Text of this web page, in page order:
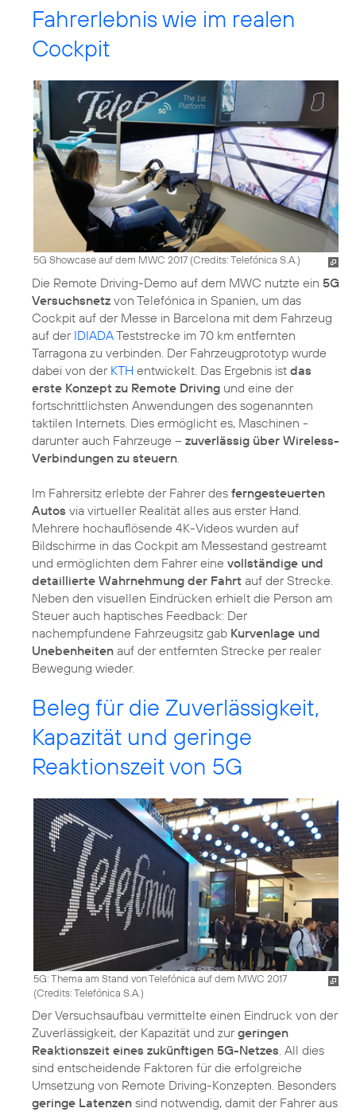
Fahrerlebnis wie im realen
Cockpit
5G Showcase auf dem MWC 2017 (Credits: Telefónica S.A.)
Die Remote Driving-Demo auf dem MWC nutzte ein 5G
Versuchsnetz von Telefónica in Spanien, um das
Cockpit auf der Messe in Barcelona mit dem Fahrzeug
auf der IDIADATeststrecke im 70 km entfernten
Tarragona zu verbinden. Der Fahrzeugprototyp wurde
dabei von der KTH entwickelt. Das Ergebnis ist das
erste Konzept zu Remote Driving und eine der
fortschrittlichsten Anwendungen des sogenannten
taktilen Internets. Dies ermöglicht es, Maschinen -
darunter auch Fahrzeuge – zuverlässig über Wireless-
Verbindungen zu steuern.
Im Fahrersitz erlebte der Fahrer des ferngesteuerten
Autos via virtueller Realität alles aus erster Hand.
Mehrere hochauflösende 4K-Videos wurden auf
Bildschirme in das Cockpit am Messestand gestreamt
und ermöglichten dem Fahrer eine vollständige und
detaillierte Wahrnehmung der Fahrt auf der Strecke.
Neben den visuellen Eindrücken erhielt die Person am
Steuer auch haptisches Feedback: Der
nachempfundene Fahrzeugsitz gab Kurvenlage und
Unebenheiten auf der entfernten Strecke per realer
Bewegung wieder.
Beleg für die Zuverlässigkeit,
Kapazität und geringe
Reaktionszeit von 5G
5G: Thema am Stand von Telefónica auf dem MWC 2017
(Credits: Telefónica S.A.)
Der Versuchsaufbau vermittelte einen Eindruck von der
Zuverlässigkeit, der Kapazität und zurgeringen
Reaktionszeit eines zukünftigen 5G-Netzes . All dies
sind entscheidende Faktoren für die erfolgreiche
Umsetzung von Remote Driving-Konzepten. Besonders
geringe Latenzen sind notwendig, damit der Fahrer aus